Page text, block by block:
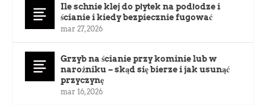
Ile schnie klej do płytek na podłodze i
ścianie i kiedy bezpiecznie fugować
mar 27, 2026
Grzyb na ścianie przy kominie lub w
narożniku – skąd się bierze i jak usunąć
przyczynę
mar 16, 2026